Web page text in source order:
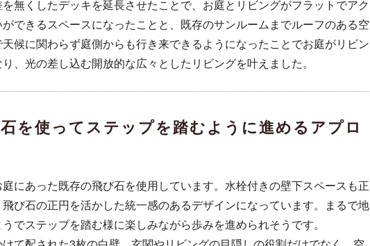
無くしたデッキを延長させたことで、お庭とリビングがフラットでアク
できるスペースになったことと、既存のサンルームまでルーフのある空
候に関わらず庭側からも行き来できるようになったことでお庭がリビン
、光の差し込む開放的な広々としたリビングを叶えました。
を使ってステップを踏むように進めるアプロ
にあった既存の飛び石を使用しています。水栓付きの壁下スペースも正
び石の正円を活かした統一感のあるデザインになっています。まるで地
でステップを踏む様に楽しみながら歩みを進められそうです。